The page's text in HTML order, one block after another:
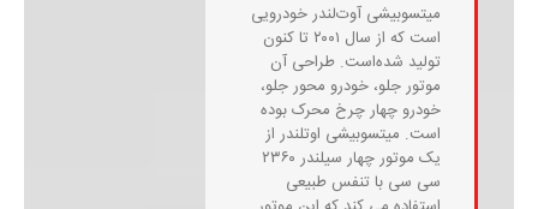
میتسوبیشی آوت‌لندر خودرویی
است که از سال ۲۰۰۱ تا کنون
تولید شده‌است. طراحی آن
موتور جلو، خودرو محور جلو،
خودرو چهار چرخ محرک بوده
است. میتسوبیشی اوتلندر از
یک موتور چهار سیلندر ۲۳۶۰
سی سی با تنفس طبیعی